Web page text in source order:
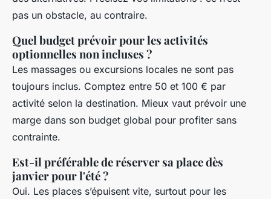
pas un obstacle, au contraire.
Quel budget prévoir pour les activités
optionnelles non incluses ?
Les massages ou excursions locales ne sont pas
toujours inclus. Comptez entre 50 et 100 € par
activité selon la destination. Mieux vaut prévoir une
marge dans son budget global pour profiter sans
contrainte.
Est-il préférable de réserver sa place dès
janvier pour l'été ?
Oui. Les places s’épuisent vite, surtout pour les